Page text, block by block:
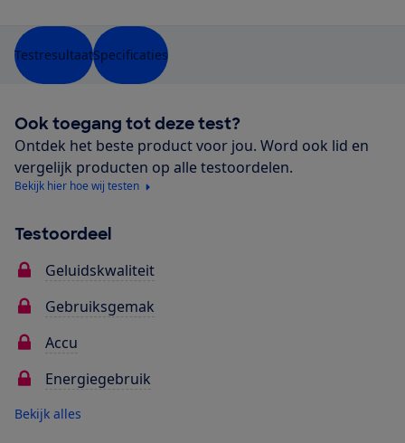
TestresultaatSpecificaties
Ook toegang tot deze test?
Ontdek het beste product voor jou. Word ook lid en
vergelijk producten op alle testoordelen.
Bekijk hier hoe wij testen
Testoordeel
Geluidskwaliteit
Gebruiksgemak
Accu
Energiegebruik
Bekijk alles